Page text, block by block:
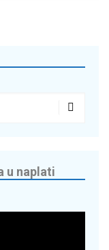
u naplati